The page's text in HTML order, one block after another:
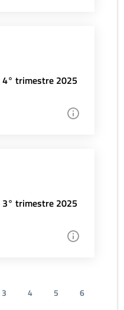
trimestre 2025
trimestre 2025
3 4 5
6